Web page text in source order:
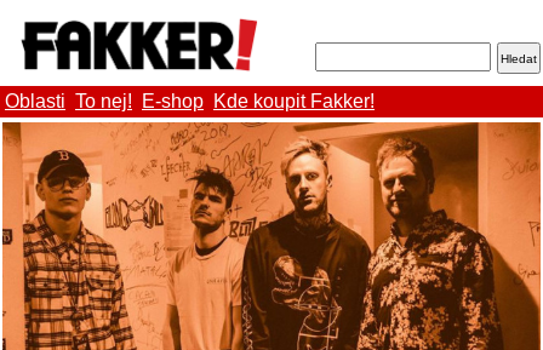
Oblasti To nej! E-shop Kde koupit Fakker!